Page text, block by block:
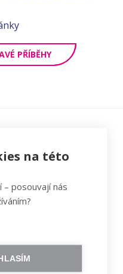
PŘÍBĚHY
na této
– posouvají nás